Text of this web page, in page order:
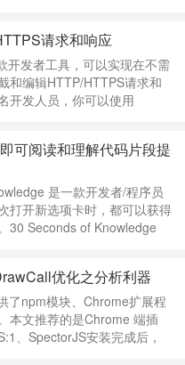
请求和响应
开发者工具，可以实现在不需
和编辑HTTP/HTTPS请求和
开发人员，你可以使用
洞。与大多数其他扩展不同，
»
可阅读和理解代码片段提
是一款开发者/程序员
打开新选项卡时，都可以获得
30 Seconds of Knowledge
优化之分析利器
了npm模块、Chrome扩展程
本文推荐的是Chrome 端插
、SpectorJS安装完成后，